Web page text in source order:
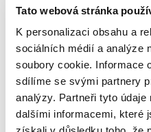
Tato webová stránka
K personalizaci obsahu a
sociálních médií a analýze
soubory cookie. Informace
sdílíme se svými partnery
analýzy. Partneři tyto údaje
dalšími informacemi, které
Více informací o
______________________________
Spolupracujeme s
včetně společnosti
kybernetické